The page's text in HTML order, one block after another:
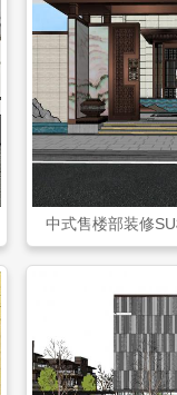
中式售楼部装修